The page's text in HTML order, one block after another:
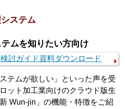
ステム
ムを知りたい方向け
テムが欲しい」といった声を受
ット加工業向けのクラウド版生
Wun-jin」の機能・特徴をご紹